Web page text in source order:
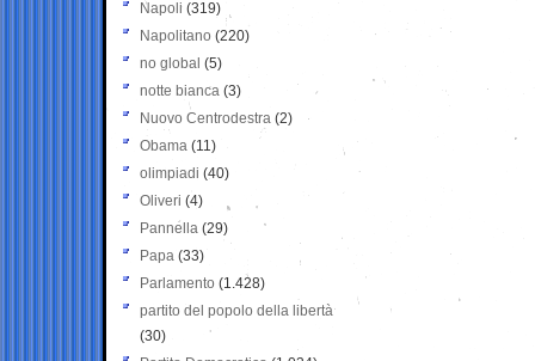
Napoli (319)
Napolitano (220)
no global (5)
notte bianca (3)
Nuovo Centrodestra (2)
Obama (11)
olimpiadi (40)
Oliveri (4)
Pannella (29)
Papa (33)
Parlamento (1.428)
partito del popolo della libertà
(30)